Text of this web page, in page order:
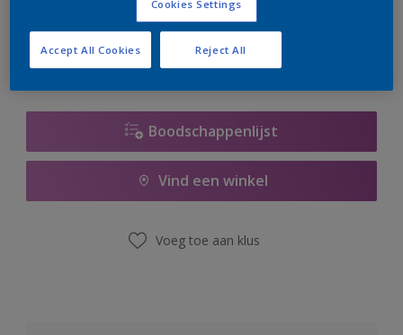
er hard aan om de voorraad aan te vullen.
Boodschappenlijst
Vind een winkel
Voeg toe aan klus
Cookies Settings
Reject All
Accept All Cookies